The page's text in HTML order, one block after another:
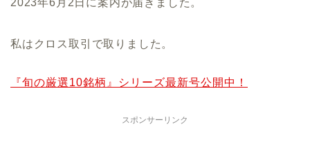
2023年6月2日に案内が届きました。
私はクロス取引で取りました。
『旬の厳選10銘柄』シリーズ最新号公開中！
スポンサーリンク